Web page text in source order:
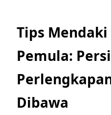
Tips
Pemula:
Dibawa